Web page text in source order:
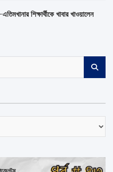
শিক্ষার্থীকে খাবার খাওয়ালেন